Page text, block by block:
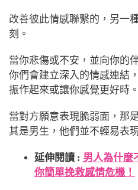
改善彼此情感聯繫的，另一
刻。
當你悲傷或不安，並向你的
你們會建立深入的情感連結
振作起來或讓你感覺更好時。
當對方願意表現脆弱面，那
其是男生，他們並不輕易表
延伸閱讀 : 男人為什麼
你簡單挽救感情危機！